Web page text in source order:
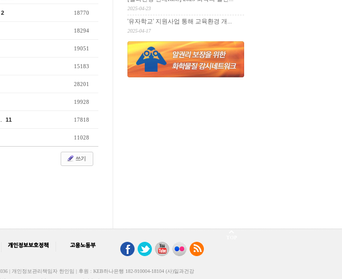
2 18770
18294
19051
15183
28201
19928
11 17818
11028
쓰기
2025-04-23
'유자학교' 지원사업 통해 교육환경 개...
2025-04-17
| 개인정보관리책임자 한인임 | 후원 : KEB하나은행 182-910004-18104 (사)일과건강
TOP